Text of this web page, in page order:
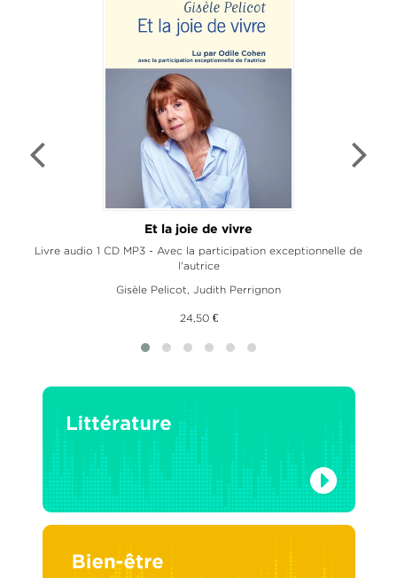
Et la joie de vivre
Livre audio 1 CD MP3 - Avec la participation exceptionnelle de
l'autrice
Gisèle Pelicot Judith Perrignon
24,50 €